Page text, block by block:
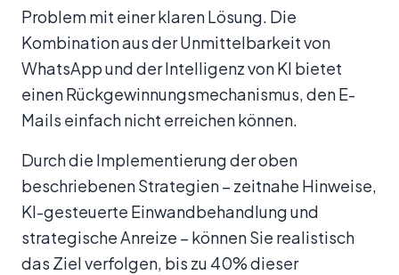
Problem mit einer klaren Lösung. Die
Kombination aus der Unmittelbarkeit von
WhatsApp und der Intelligenz von KI bietet
einen Rückgewinnungsmechanismus, den E-
Mails einfach nicht erreichen können.
Durch die Implementierung der oben
beschriebenen Strategien – zeitnahe Hinweise,
KI-gesteuerte Einwandbehandlung und
strategische Anreize – können Sie realistisch
das Ziel verfolgen, bis zu 40% dieser